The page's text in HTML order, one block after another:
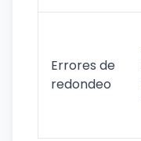
Errores de
redondeo